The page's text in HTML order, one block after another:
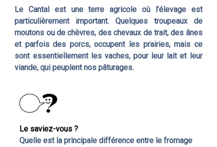
Le Cantal est une terre agricole où l’élevage est
particulièrement important. Quelques troupeaux de
moutons ou de chèvres, des chevaux de trait, des ânes
et parfois des porcs, occupent les prairies, mais ce
sont essentiellement les vaches, pour leur lait et leur
viande, qui peuplent nos pâturages.
Le saviez-vous ?
Quelle est la principale différence entre le fromage